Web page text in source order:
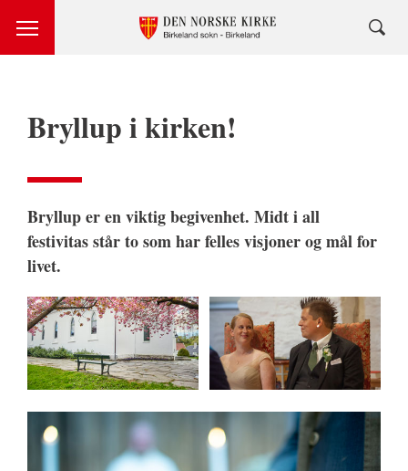
Bryllup i kirken!
Bryllup er en viktig begivenhet. Midt i all
festivitas står to som har felles visjoner og mål for
livet.